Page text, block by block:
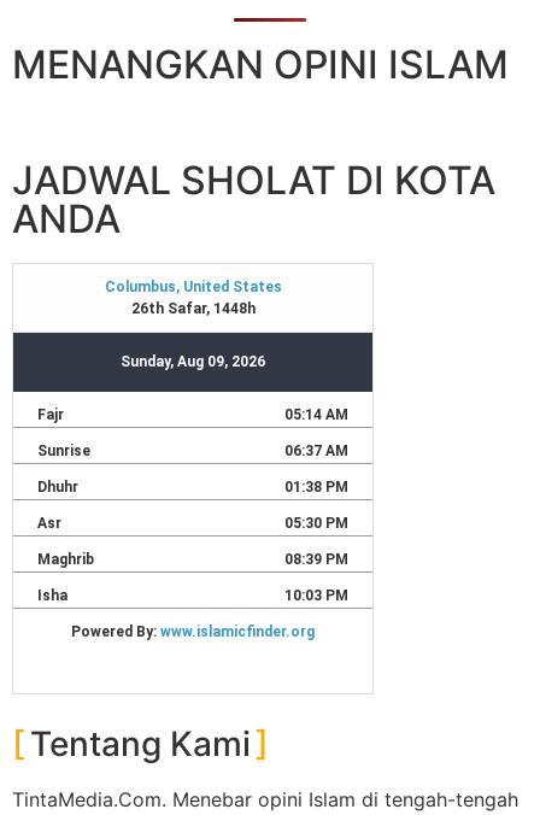
MENANGKAN OPINI ISLAM
JADWAL SHOLAT DI KOTA
ANDA
Tentang Kami
TintaMedia.Com. Menebar opini Islam di tengah-tengah